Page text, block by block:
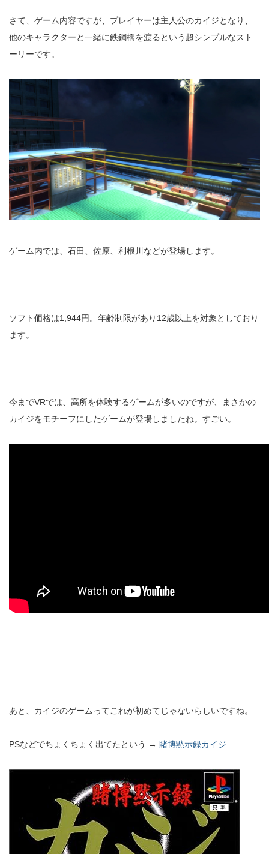
さて、ゲーム内容ですが、プレイヤーは主人公のカイジとなり、
他のキャラクターと一緒に鉄鋼橋を渡るという超シンプルなスト
ーリーです。
ゲーム内では、石田、佐原、利根川などが登場します。
ソフト価格は1,944円。年齢制限があり12歳以上を対象としており
ます。
今までVRでは、高所を体験するゲームが多いのですが、まさかの
カイジをモチーフにしたゲームが登場しましたね。すごい。
あと、カイジのゲームってこれが初めてじゃないらしいですね。
PSなどでちょくちょく出てたという → 賭博黙示録カイジ